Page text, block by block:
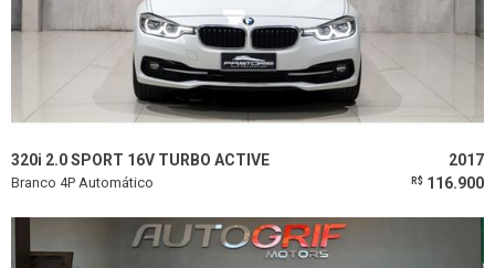
320i 2.0 SPORT 16V TURBO ACTIVE 2017
Branco 4P Automático R$ 116.900